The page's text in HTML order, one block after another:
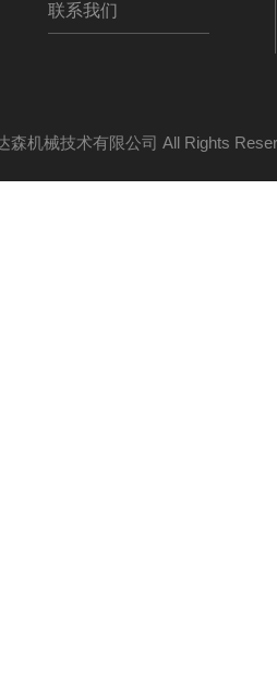
联系我们
森机械技术有限公司 All Rights